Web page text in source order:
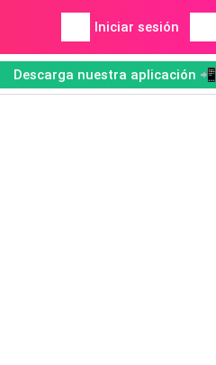
Iniciar sesión
Descarga nuestra aplicación 📲